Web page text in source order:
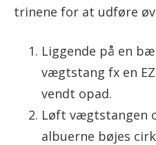
trinene for at udføre
Liggende på en
vægtstang fx en
vendt opad.
Løft vægtstangen
albuerne bøjes